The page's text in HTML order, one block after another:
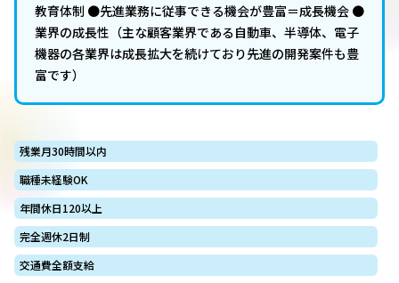
教育体制 ●先進業務に従事できる機会が豊富＝成長機会 ●
業界の成長性（主な顧客業界である自動車、半導体、電子
機器の各業界は成長拡大を続けており先進の開発案件も豊
富です）
残業月30時間以内
職種未経験OK
年間休日120以上
完全週休2日制
交通費全額支給